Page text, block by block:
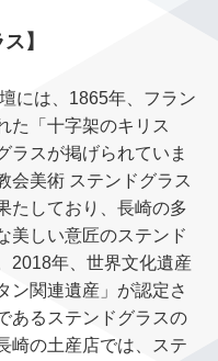
】
には、1865年、フラン
た「⼗字架のキリス
ラスが掲げられていま
会美術 ステンドグラス
たしており、⻑崎の多
美しい意匠のステンド
2018年、世界⽂化遺産
ン関連遺産」が認定さ
あるステンドグラスの
崎の⼟産店では、ステ